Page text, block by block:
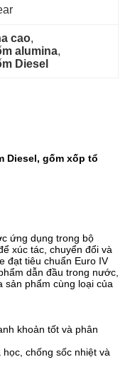
cao,
alumina,
Diesel
Diesel, gốm xốp tổ
ứng dụng trong bộ
xúc tác, chuyển đổi và
đạt tiêu chuẩn Euro IV
dẫn đầu trong nước,
sản phẩm cùng loại của
khoản tốt và phân
chống sốc nhiệt và